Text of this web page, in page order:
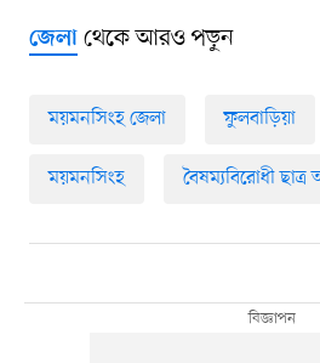
জেলাথেকে আরও পড়ুন
ময়মনসিংহ জেলা ফুলবাড়িয়া
ময়মনসিংহ বৈষম্যবিরোধী